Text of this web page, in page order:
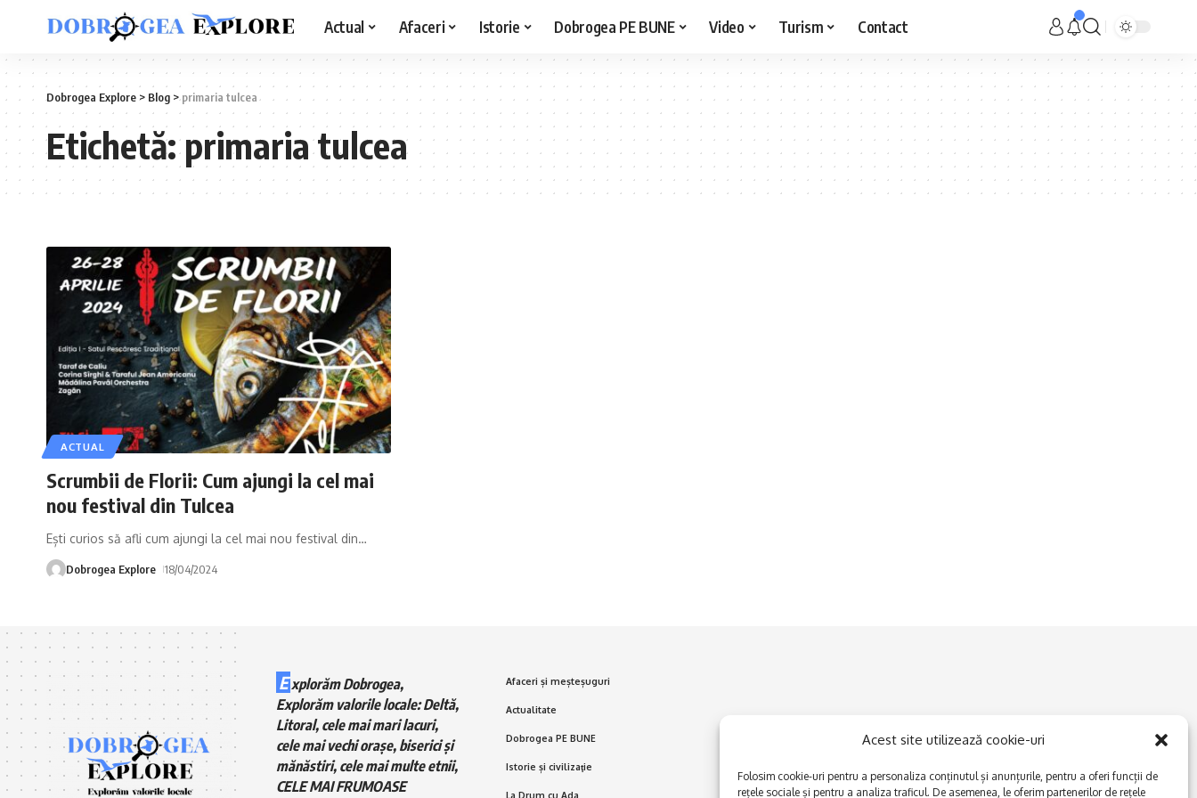
Acest site utilizează cookie-uri
Folosim cookie-uri pentru a personaliza conținutul și anunțurile, pentru a oferi funcții de
rețele sociale și pentru a analiza traficul. De asemenea, le oferim partenerilor de rețele
Actual Afaceri Istorie Dobrogea PE BUNE Video Turism Contact
Dobrogea Explore> Blog >primaria tulcea
Etichetă:primaria tulcea
ACTUAL
Scrumbii de Florii: Cum ajungi la cel mai
nou festival din Tulcea
Ești curios să afli cum ajungi la cel mai nou festival din…
Dobrogea Explore 18/04/2024
E xplorăm Dobrogea,
Explorăm valorile locale: Deltă,
Litoral, cele mai mari lacuri,
cele mai vechi orașe, biserici și
mănăstiri, cele mai multe etnii,
CELE MAI FRUMOASE
Afaceri și meșteșuguri
Actualitate
Dobrogea PE BUNE
Istorie și civilizaţie
La Drum cu Ada